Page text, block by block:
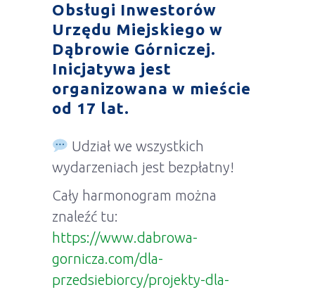
Obsługi Inwestorów
Urzędu Miejskiego w
Dąbrowie Górniczej.
Inicjatywa jest
organizowana w mieście
od 17 lat.
Udział we wszystkich
wydarzeniach jest bezpłatny!
Cały harmonogram można
znaleźć tu:
https://www.dabrowa-
gornicza.com/dla-
przedsiebiorcy/projekty-dla-